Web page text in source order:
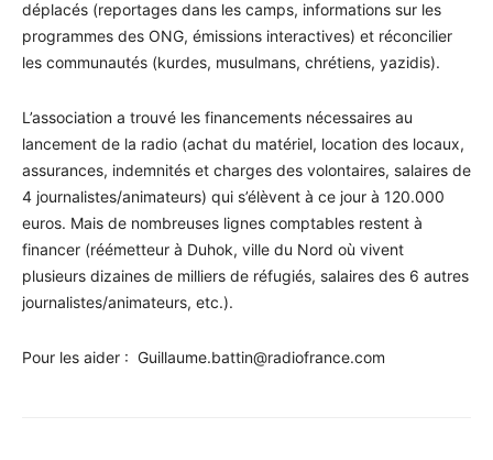
déplacés (reportages dans les camps, informations sur les
programmes des ONG, émissions interactives) et réconcilier
les communautés (kurdes, musulmans, chrétiens, yazidis).
L’association a trouvé les financements nécessaires au
lancement de la radio (achat du matériel, location des locaux,
assurances, indemnités et charges des volontaires, salaires de
4 journalistes/animateurs) qui s’élèvent à ce jour à 120.000
euros. Mais de nombreuses lignes comptables restent à
financer (réémetteur à Duhok, ville du Nord où vivent
plusieurs dizaines de milliers de réfugiés, salaires des 6 autres
journalistes/animateurs, etc.).
Pour les aider : Guillaume.battin@radiofrance.com